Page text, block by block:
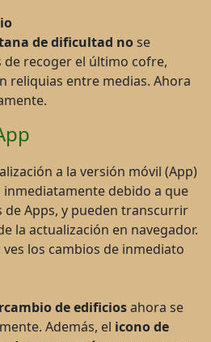
de dificultad nose
de recoger el último cofre,
reliquias entre medias. Ahora
a la versión móvil (App)
debido a que
de Apps, y pueden transcurrir
la actualización en navegador.
los cambios de inmediato
de edificiosahora se
Además, el icono de